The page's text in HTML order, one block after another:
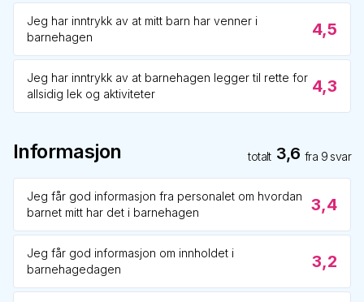
Jeg har inntrykk av at mitt barn har venner i
barnehagen
4,5
Jeg har inntrykk av at barnehagen legger til rette for
allsidig lek og aktiviteter
4,3
Informasjon totalt 3,6 fra 9 svar
Jeg får god informasjon fra personalet om hvordan
barnet mitt har det i barnehagen
3,4
Jeg får god informasjon om innholdet i
barnehagedagen
3,2